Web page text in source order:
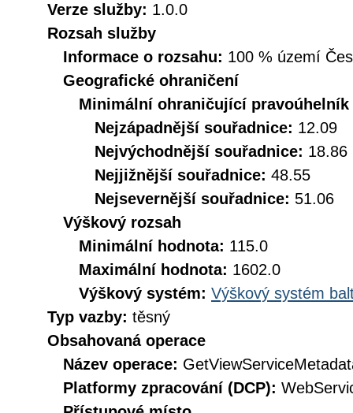
Verze služby: 1.0.0
Rozsah služby
Informace o rozsahu: 100 % území
Geografické ohraničení
Minimální ohraničující pravoúhelník
Nejzápadnější souřadnice: 12.09
Nejvýchodnější souřadnice: 18.86
Nejjižnější souřadnice: 48.55
Nejsevernější souřadnice: 51.06
Výškový rozsah
Minimální hodnota: 115.0
Maximální hodnota: 1602.0
Výškový systém: Výškový systém
Typ vazby: těsný
Obsahovaná operace
Název operace:
Platformy zpracování (DCP):